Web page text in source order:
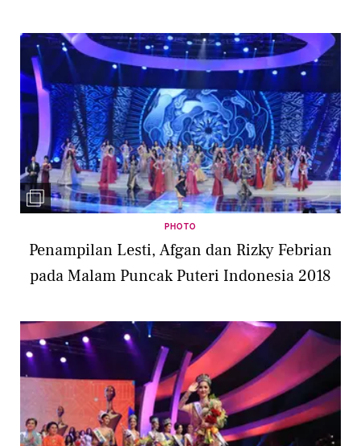
PHOTO
Penampilan Lesti, Afgan dan Rizky Febrian
pada Malam Puncak Puteri Indonesia 2018